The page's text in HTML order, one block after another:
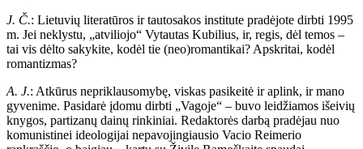
J. Č.: Lietuvių literatūros ir tautosakos institute pradėjote dirbti 1995
m. Jei neklystu, „atviliojo“ Vytautas Kubilius, ir, regis, dėl temos –
tai vis dėlto sakykite, kodėl tie (neo)romantikai? Apskritai, kodėl
romantizmas?
A. J.: Atkūrus nepriklausomybę, viskas pasikeitė ir aplink, ir mano
gyvenime. Pasidarė įdomu dirbti „Vagoje“ – buvo leidžiamos išeivių
knygos, partizanų dainų rinkiniai. Redaktorės darbą pradėjau nuo
komunistinei ideologijai nepavojingiausio Vacio Reimerio